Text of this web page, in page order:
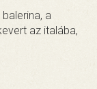
a
az italába,